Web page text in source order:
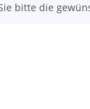
bitte die